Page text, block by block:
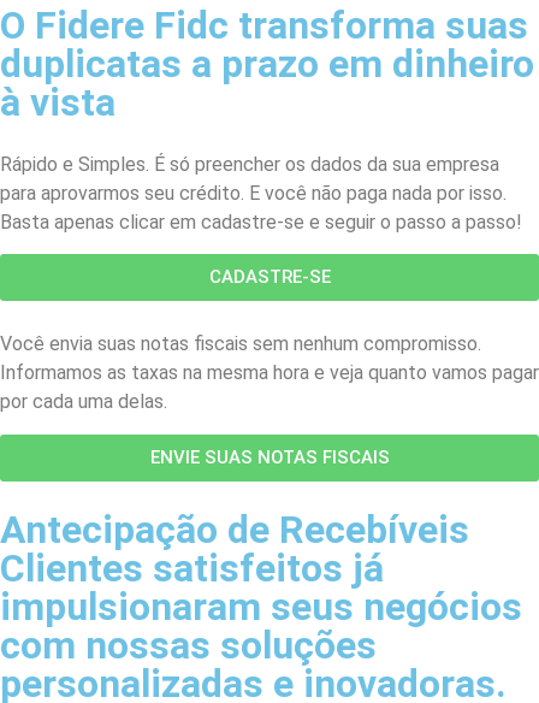
O Fidere Fidc transforma suas
duplicatas a prazo em dinheiro
à vista
Rápido e Simples. É só preencher os dados da sua empresa
para aprovarmos seu crédito. E você não paga nada por isso.
Basta apenas clicar em cadastre-se e seguir o passo a passo!
CADASTRE-SE
Você envia suas notas fiscais sem nenhum compromisso.
Informamos as taxas na mesma hora e veja quanto vamos pagar
por cada uma delas.
ENVIE SUAS NOTAS FISCAIS
Antecipação de Recebíveis
Clientes satisfeitos já
impulsionaram seus negócios
com nossas soluções
personalizadas e inovadoras.